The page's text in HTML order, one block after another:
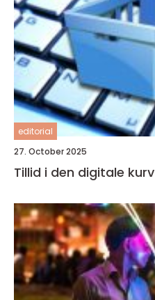
editorial
27. October 2025
Tillid i den digitale kurv